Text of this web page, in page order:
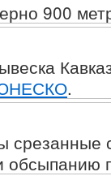
900
.
срезанные
обсыпанию